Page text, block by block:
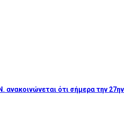
ανακοινώνεται ότι σήμερα την